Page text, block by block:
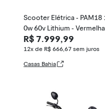
Scooter Elétrica - PAM18
0w 60v Lithium -
ug and Move
R$ 7.999,99
12x de R$ 666,67 sem juros
Casas Bahia